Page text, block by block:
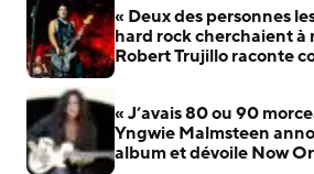
« Deux des personnes
hard rock cherchaient à
Robert Trujillo raconte
« J’avais 80 ou 90
Yngwie Malmsteen
album et dévoile Now